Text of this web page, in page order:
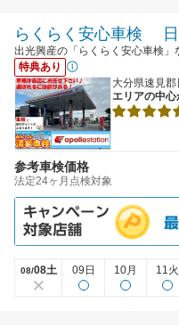
らくらく安心車検
出光興産の「らくらく安心車検」
特典あり
大分県速見
エリアの中心
参考車検価格
法定24ヶ月点検対象
08/08土 09日 10月 11火